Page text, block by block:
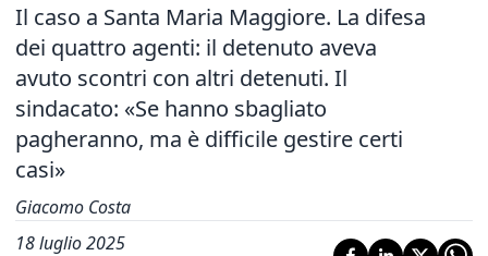
Il caso a Santa Maria Maggiore. La difesa
dei quattro agenti: il detenuto aveva
avuto scontri con altri detenuti. Il
sindacato: «Se hanno sbagliato
pagheranno, ma è difficile gestire certi
casi»
Giacomo Costa
18 luglio 2025